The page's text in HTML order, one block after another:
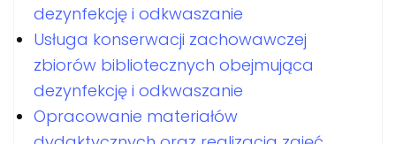
dezynfekcję i odkwaszanie
Usługa konserwacji zachowawczej
zbiorów bibliotecznych obejmująca
dezynfekcję i odkwaszanie
Opracowanie materiałów